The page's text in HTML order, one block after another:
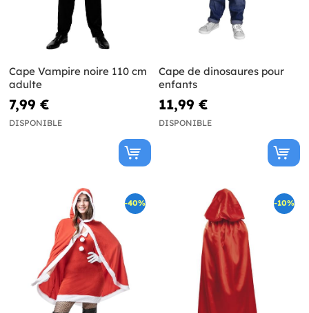
Cape Vampire noire 110 cm
adulte
7,99 €
DISPONIBLE
Cape de dinosaures pour
enfants
11,99 €
DISPONIBLE
-40% -10%